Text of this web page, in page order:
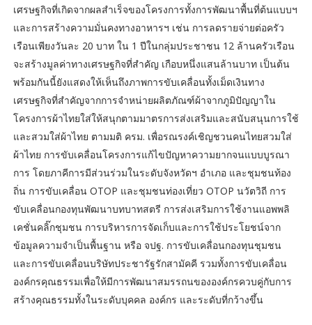
เศรษฐกิจที่เกิดจากผลสำเร็จของโครงการทั้งการพัฒนาพื้นที่ต้นแบบฯ
และการสร้างความมั่นคงทางอาหารฯ เช่น การลดรายจ่ายต่อครัว
เรือนเพียงวันละ 20 บาท ใน 1 ปีในกลุ่มประชาชน 12 ล้านครัวเรือน
จะสร้างมูลค่าทางเศรษฐกิจที่สำคัญ เกือบหนึ่งแสนล้านบาท เป็นต้น
พร้อมกันนี้ยังแสดงให้เห็นถึงภาพการขับเคลื่อนทั้งเม็ดเงินทาง
เศรษฐกิจที่สำคัญจากการจำหน่ายผลิตภัณฑ์ผ้าจากภูมิปัญญาใน
โครงการผ้าไทยใส่ให้สนุกตามมาตรการส่งเสริมและสนับสนุนการใช้
และสวมใส่ผ้าไทย ตามมติ ครม. เพื่อรณรงค์เชิญชวนคนไทยสวมใส่
ผ้าไทย การขับเคลื่อนโครงการแก้ไขปัญหาความยากจนแบบบูรณา
การ โดยภาคีการมีส่วนร่วมในระดับจังหวัดฯ อำเภอ และชุมชนท้อง
ถิ่น การขับเคลื่อน OTOP และชุมชนท่องเที่ยว OTOP นวัตวิถี การ
ขับเคลื่อนกองทุนพัฒนาบทบาทสตรี การส่งเสริมการใช้งานแอพพลิ
เคชั่นคลิ๊กชุมชน การบริหารการจัดเก็บและการใช้ประโยชน์จาก
ข้อมูลความจำเป็นพื้นฐาน หรือ จปฐ. การขับเคลื่อนกองทุนชุมชน
และการขับเคลื่อนบริษัทประชารัฐรักสามัคคี รวมทั้งการขับเคลื่อน
องค์กรคุณธรรมเพื่อให้มีการพัฒนาสมรรถนขององค์กรควบคู่กับการ
สร้างคุณธรรมทั้งในระดับบุคคล องค์กร และระดับที่กว้างขึ้น